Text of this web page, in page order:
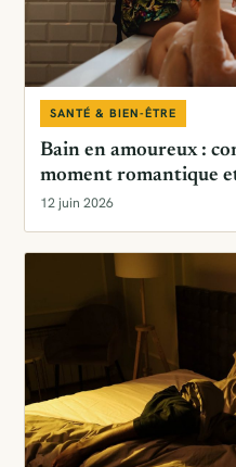
SANTÉ & BIEN-ÊTRE
Bain en amoureux :
moment romantique
12 juin 2026